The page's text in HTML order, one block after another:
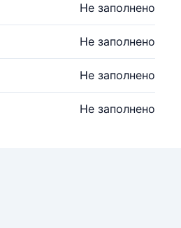
Не заполнено
Не заполнено
Не заполнено
Не заполнено